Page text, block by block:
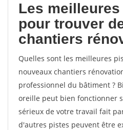
Les
pour trouver
chantiers
Quelles sont les meilleures
nouveaux chantiers
professionnel du bâtiment ?
oreille peut bien fonctionner
sérieux de votre travail fait
d'autres pistes peuvent être